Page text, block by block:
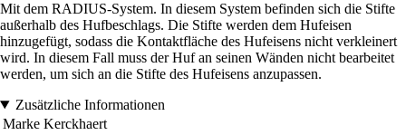
Mit dem RADIUS-System. In diesem System befinden sich die Stifte
außerhalb des Hufbeschlags. Die Stifte werden dem Hufeisen
hinzugefügt, sodass die Kontaktfläche des Hufeisens nicht verkleinert
wird. In diesem Fall muss der Huf an seinen Wänden nicht bearbeitet
werden, um sich an die Stifte des Hufeisens anzupassen.
Zusätzliche Informationen
Marke Kerckhaert